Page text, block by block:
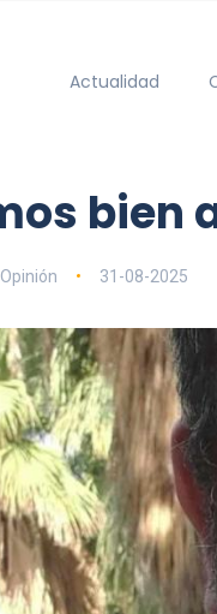
Actualidad
bien
Opinión 31-08-2025